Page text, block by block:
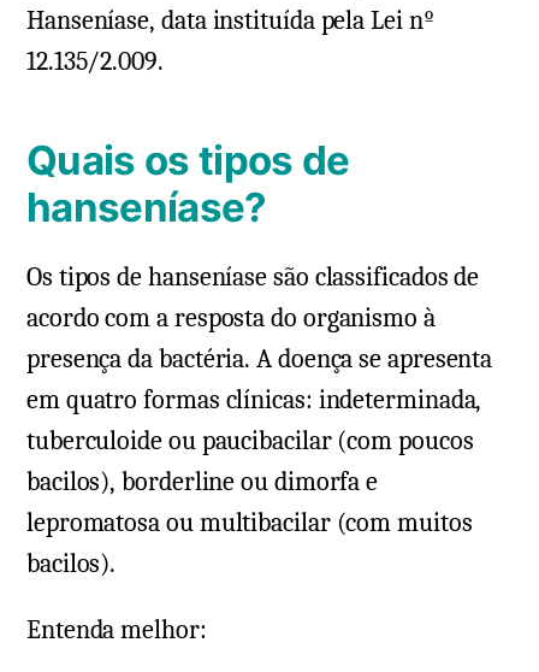
Hanseníase, data instituída pela Lei nº
12.135/2.009.
Quais os tipos de
hanseníase?
Os tipos de hanseníase são classificados de
acordo com a resposta do organismo à
presença da bactéria. A doença se apresenta
em quatro formas clínicas: indeterminada,
tuberculoide ou paucibacilar (com poucos
bacilos), borderline ou dimorfa e
lepromatosa ou multibacilar (com muitos
bacilos).
Entenda melhor: